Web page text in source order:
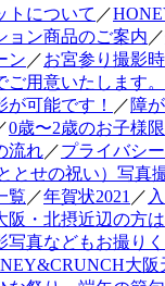
トについて ／
ョン商品のご案内 ／
ン ／お宮参り撮影
用意いたします。
が可能です！ ／障
0歳〜2歳のお子様
流れ／プライバシ
とせの祝い）写真
覧 ／年賀状2021 ／
阪・北摂近辺の方は
真などもお撮りく
大阪